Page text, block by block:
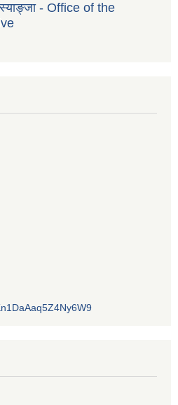
स्याङ्जा - Office of the